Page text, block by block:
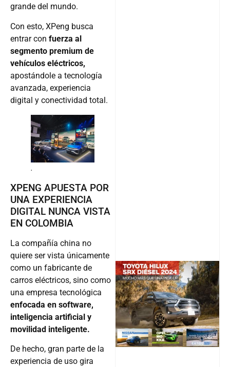
grande del mundo.
Con esto, XPeng busca
entrar con fuerza al
segmento premium de
vehículos eléctricos,
apostándole a tecnología
avanzada, experiencia
digital y conectividad total.
.
XPENG APUESTA POR
UNA EXPERIENCIA
DIGITAL NUNCA VISTA
EN COLOMBIA
La compañía china no
quiere ser vista únicamente
como un fabricante de
carros eléctricos, sino como
una empresa tecnológica
enfocada en software,
inteligencia artificial y
movilidad inteligente.
De hecho, gran parte de la
experiencia de uso gira
Follow